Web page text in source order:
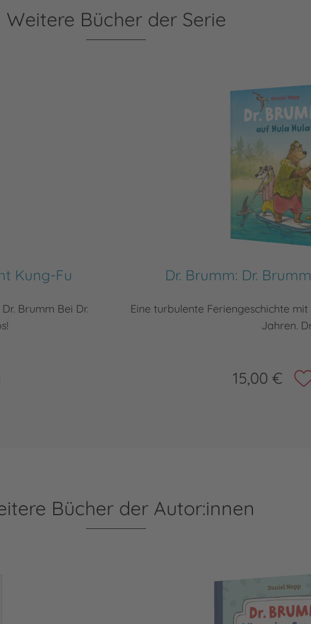
Weitere Bücher der Serie
Kung-Fu
Brumm Bei Dr.
Dr. Brumm: Dr.
Eine turbulente Feriengeschichte
Jahren.
15,00 €
Bücher der Autor:innen